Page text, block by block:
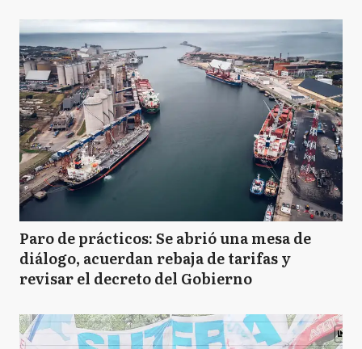
Paro de prácticos: Se abrió una mesa de
diálogo, acuerdan rebaja de tarifas y
revisar el decreto del Gobierno